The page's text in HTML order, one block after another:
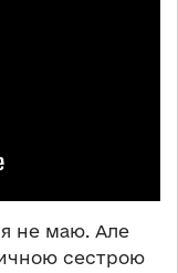
я не маю. Але
сестрою